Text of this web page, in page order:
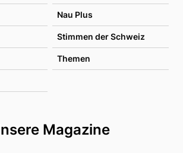
Nau Plus
Stimmen der Schweiz
Themen
Magazine